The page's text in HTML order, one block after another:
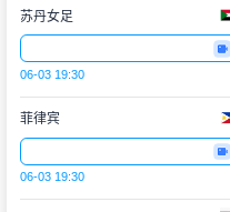
苏丹女足
06-03 19:30
菲律宾
06-03 19:30